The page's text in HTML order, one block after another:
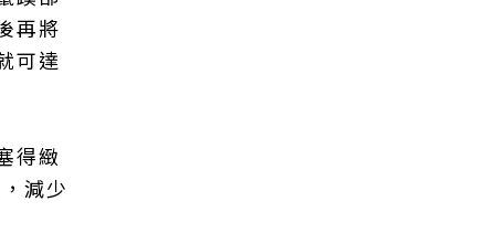
再將
可達
得緻
減少